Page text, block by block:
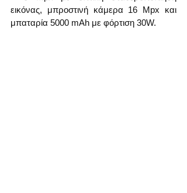
εικόνας, μπροστινή κάμερα 16 Mpx και
μπαταρία 5000 mAh με φόρτιση 30W.